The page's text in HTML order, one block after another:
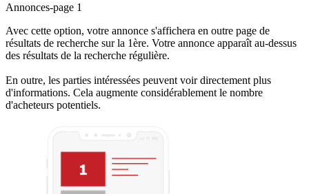
Annonces-page 1
Avec cette option, votre annonce s'affichera en outre page de
résultats de recherche sur la 1ère. Votre annonce apparaît au-dessus
des résultats de la recherche régulière.
En outre, les parties intéressées peuvent voir directement plus
d'informations. Cela augmente considérablement le nombre
d'acheteurs potentiels.